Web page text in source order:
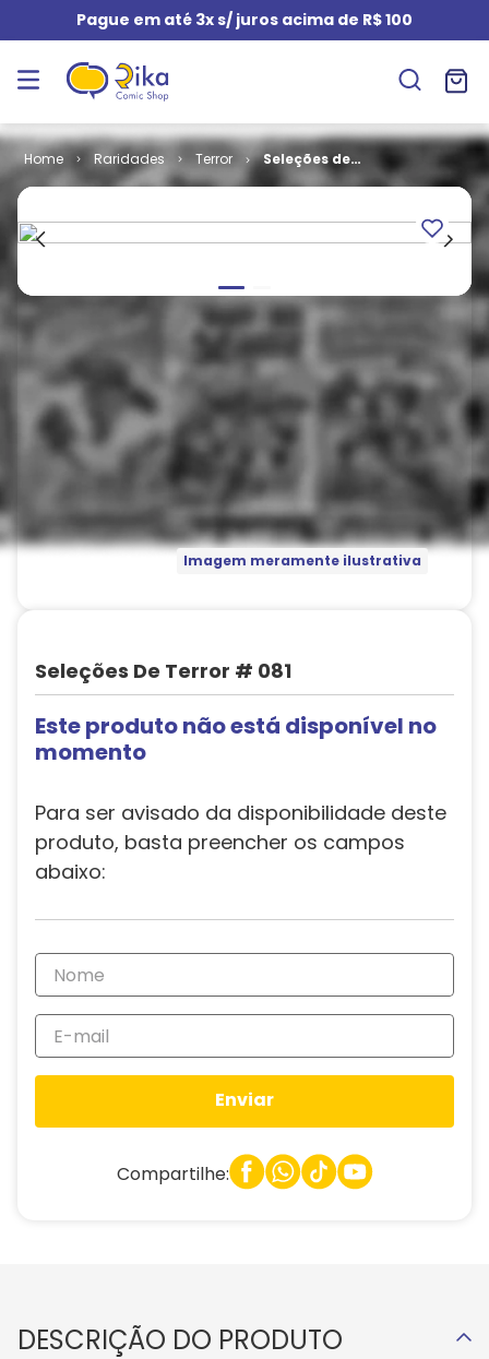
Pague em até 3x s/ juros acima de R$ 100
Raridades Terror
Seleções de
Terror # 081
Imagem meramente ilustrativa
Seleções De Terror # 081
Este produto não está disponível no
momento
Para ser avisado da disponibilidade deste
produto, basta preencher os campos
abaixo:
Enviar
Compartilhe:
DESCRIÇÃO DO PRODUTO